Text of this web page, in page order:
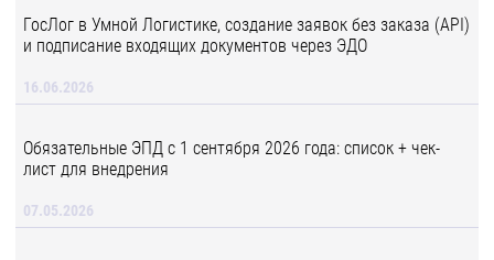
ГосЛог в Умной Логистике, создание заявок без заказа (API)
и подписание входящих документов через ЭДО
16.06.2026
Обязательные ЭПД с 1 сентября 2026 года: список + чек-
лист для внедрения
07.05.2026